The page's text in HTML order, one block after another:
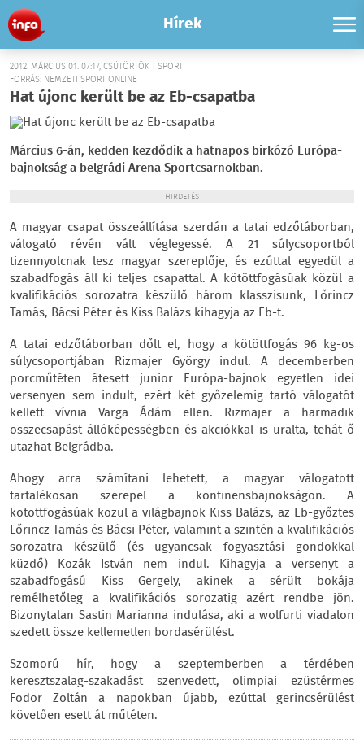
Hírek
2012. MÁRCIUS 01. 07:17, CSÜTÖRTÖK | SPORT
FORRÁS: NEMZETI SPORT ONLINE
Hat újonc került be az Eb-csapatba
Március 6-án, kedden kezdődik a hatnapos birkózó Európa-
bajnokság a belgrádi Arena Sportcsarnokban.
HIRDETÉS
A magyar csapat összeállítása szerdán a tatai edzőtáborban,
válogató révén vált véglegessé. A 21 súlycsoportból
tizennyolcnak lesz magyar szereplője, és ezúttal egyedül a
szabadfogás áll ki teljes csapattal. A kötöttfogásúak közül a
kvalifikációs sorozatra készülő három klasszisunk, Lőrincz
Tamás, Bácsi Péter és Kiss Balázs kihagyja az Eb-t.
A tatai edzőtáborban dőlt el, hogy a kötöttfogás 96 kg-os
súlycsoportjában Rizmajer György indul. A decemberben
porcműtéten átesett junior Európa-bajnok egyetlen idei
versenyen sem indult, ezért két győzelemig tartó válogatót
kellett vívnia Varga Ádám ellen. Rizmajer a harmadik
összecsapást állóképességben és akciókkal is uralta, tehát ő
utazhat Belgrádba.
Ahogy arra számítani lehetett, a magyar válogatott
tartalékosan szerepel a kontinensbajnokságon. A
kötöttfogásúak közül a világbajnok Kiss Balázs, az Eb-győztes
Lőrincz Tamás és Bácsi Péter, valamint a szintén a kvalifikációs
sorozatra készülő (és ugyancsak fogyasztási gondokkal
küzdő) Kozák István nem indul. Kihagyja a versenyt a
szabadfogású Kiss Gergely, akinek a sérült bokája
remélhetőleg a kvalifikációs sorozatig azért rendbe jön.
Bizonytalan Sastin Marianna indulása, aki a wolfurti viadalon
szedett össze kellemetlen bordasérülést.
Szomorú hír, hogy a szeptemberben a térdében
keresztszalag-szakadást szenvedett, olimpiai ezüstérmes
Fodor Zoltán a napokban újabb, ezúttal gerincsérülést
követően esett át műtéten.